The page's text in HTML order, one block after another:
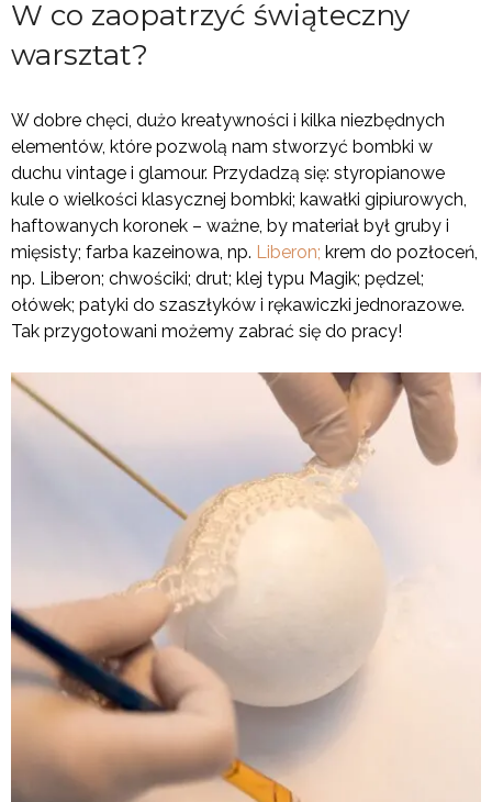
W co zaopatrzyć świąteczny
warsztat?
W dobre chęci, dużo kreatywności i kilka niezbędnych
elementów, które pozwolą nam stworzyć bombki w
duchu vintage i glamour. Przydadzą się: styropianowe
kule o wielkości klasycznej bombki; kawałki gipiurowych,
haftowanych koronek – ważne, by materiał był gruby i
mięsisty; farba kazeinowa, np. Liberon; krem do pozłoceń,
np. Liberon; chwościki; drut; klej typu Magik; pędzel;
ołówek; patyki do szaszłyków i rękawiczki jednorazowe.
Tak przygotowani możemy zabrać się do pracy!